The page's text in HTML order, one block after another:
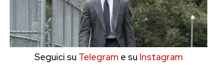
Seguici su Telegram e su Instagram